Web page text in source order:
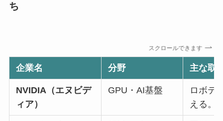
ち
スクロールできます
企業名 分野 主な取
NVIDIA（エヌビデ
ィア）
GPU・AI基盤
ロボテ
える。